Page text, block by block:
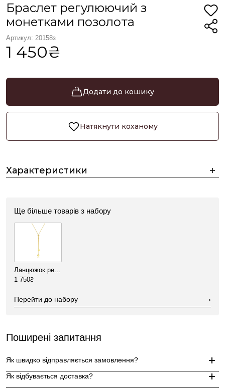
Браслет регулюючий з
монетками позолота
Артикул: 20158з
1 450₴
Додати до кошику
Натякнути коханому
Характеристики
Ще більше товарів з набору
Ланцюжок регулюючий з монетками позолота
1 750₴
Перейти до набору ›
Поширені запитання
Як швидко відправляється замовлення?
Як відбувається доставка?